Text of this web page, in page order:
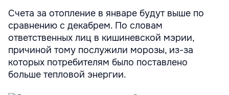
Счета за отопление в январе будут выше по
сравнению с декабрем. По словам
ответственных лиц в кишиневской мэрии,
причиной тому послужили морозы, из-за
которых потребителям было поставлено
больше тепловой энергии.